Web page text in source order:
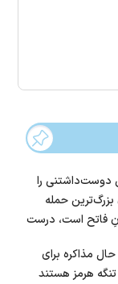
دوست‌داشتنی را
حمله
آنِ فاتح است، درست
حال مذاکره برای
هرمز هستند